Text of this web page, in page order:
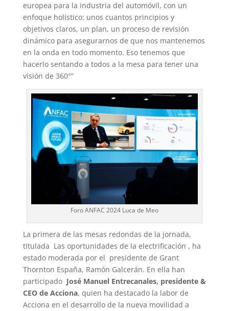
europea para la industria del automóvil, con un
enfoque holístico: unos cuantos principios y
objetivos claros, un plan, un proceso de revisión
dinámico para asegurarnos de que nos mantenemos
en la onda en todo momento. Eso tenemos que
hacerlo sentando a todos a la mesa para tener una
visión de 360°”
Foro ANFAC 2024 Luca de Meo
La primera de las mesas redondas de la jornada,
titulada Las oportunidades de la electrificación , ha
estado moderada por el presidente de Grant
Thornton España, Ramón Galcerán. En ella han
participado José Manuel Entrecanales, presidente &
CEO de Acciona, quien ha destacado la labor de
Acciona en el desarrollo de la nueva movilidad a